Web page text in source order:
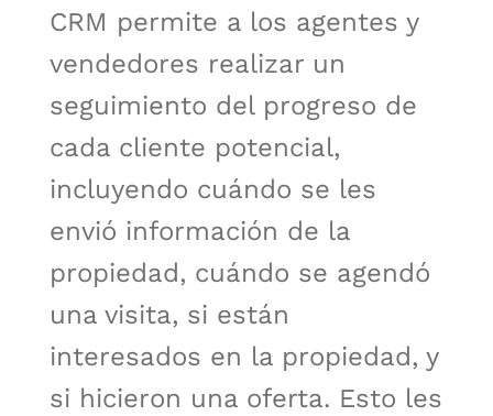
CRM permite a los agentes y
vendedores realizar un
seguimiento del progreso de
cada cliente potencial,
incluyendo cuándo se les
envió información de la
propiedad, cuándo se agendó
una visita, si están
interesados en la propiedad, y
si hicieron una oferta. Esto les